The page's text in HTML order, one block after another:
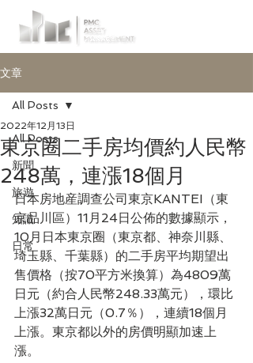
文章
All Posts
新聞
旅遊
知識
日常
All Posts
東京圈二手房均價約人民幣
248萬，連漲18個月
2022年12月13日
日本房地産調查公司東京KANTEI（東
京品川區）11月24日公佈的數據顯示，
10月日本東京圈（東京都、神奈川縣、
埼玉縣、千葉縣）的二手房平均期望出
售價格（按70平方米換算）為4809萬
日元（約合人民幣248.33萬元），環比
上漲32萬日元（0.7％），連續18個月
上漲。東京都以外的房價明顯加速上
漲。